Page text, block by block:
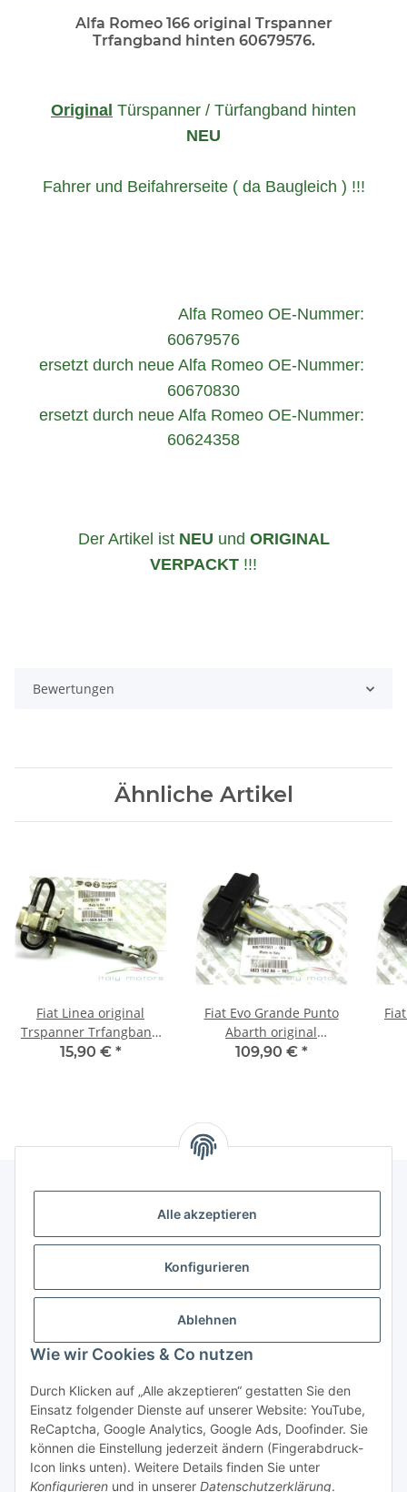
Alle akzeptieren
Konfigurieren
Ablehnen
Wie wir Cookies & Co nutzen
Durch Klicken auf „Alle akzeptieren“ gestatten Sie den
Einsatz folgender Dienste auf unserer Website: YouTube,
ReCaptcha, Google Analytics, Google Ads, Doofinder. Sie
können die Einstellung jederzeit ändern (Fingerabdruck-
Icon links unten). Weitere Details finden Sie unter
Konfigurieren und in unserer Datenschutzerklärung.
Alfa Romeo 166 original Trspanner
Trfangband hinten 60679576.
Original Türspanner / Türfangband hinten
NEU
Fahrer und Beifahrerseite ( da Baugleich ) !!!
Alfa Romeo OE-Nummer:
60679576
ersetzt durch neue Alfa Romeo OE-Nummer:
60670830
ersetzt durch neue Alfa Romeo OE-Nummer:
60624358
Der Artikel ist NEU und ORIGINAL
VERPACKT !!!
Bewertungen
Ähnliche Artikel
Fiat Linea original
Trspanner Trfangband
hinten 51799769 NEU
15,90 € *
Fiat Evo Grande Punto
Abarth original
Trspanner Trfangband
109,90 € *
Widerrufsbutton